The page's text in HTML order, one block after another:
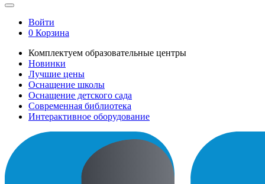
Войти
0 Корзина
Комплектуем образовательные центры
Новинки
Лучшие цены
Оснащение школы
Оснащение детского сада
Современная библиотека
Интерактивное оборудование